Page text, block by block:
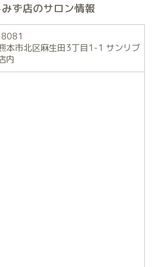
ず店のサロン情報
本市北区麻生田3丁目1-1 サンリブ
内